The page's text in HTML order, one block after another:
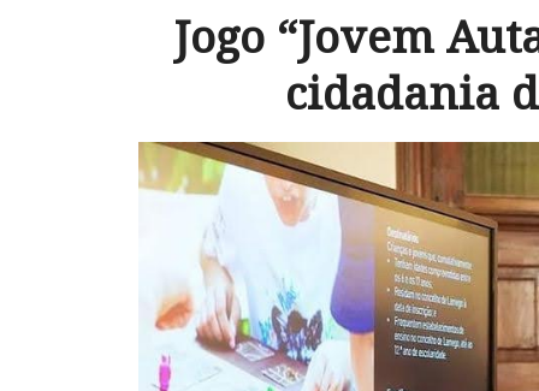
Jogo “Jovem
cidadania